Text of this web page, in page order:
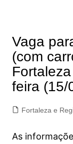
Vaga
(com
feira (15/
Fortaleza e
As